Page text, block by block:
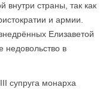
внутри страны, так как
и армии.
Елизаветой
недовольство в
супруга монарха